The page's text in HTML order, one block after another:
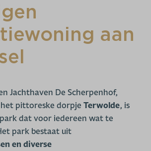
aan
Jachthaven De Scherpenhof,
het pittoreske dorpjeTerwolde, is
dat voor iedereen wat te
park bestaat uit
en diverse